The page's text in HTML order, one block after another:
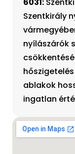
Szentkirály
nyílászárók
ablakok
ingatlan